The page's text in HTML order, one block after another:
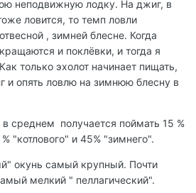
неподвижную лодку. На джиг, в
ловится, то темп ловли
, зимней блесне. Когда
и поклёвки, и тогда я
только эхолот начинает пищать,
и опять ловлю на зимнюю блесну в
среднем получается поймать 15 %
"котлового" и 45% "зимнего".
окунь самый крупный. Почти
мелкий " пеллагический".